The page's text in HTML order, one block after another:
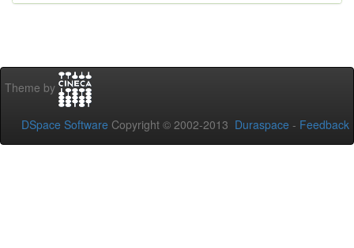
Theme by
DSpace Software Copyright © 2002-2013 Duraspace - Feedback